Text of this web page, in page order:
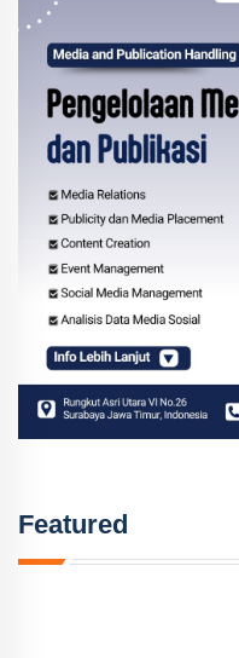
Featured